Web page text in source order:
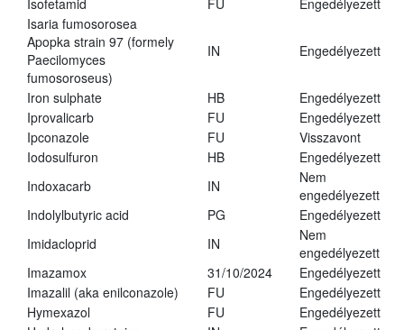
Isofetamid
FU
Engedélyezett
Isaria fumosorosea
Apopka strain 97 (formely
Paecilomyces
fumosoroseus)
IN Engedélyezett
Iron sulphate HB
Engedélyezett
Iprovalicarb
FU
Engedélyezett
Ipconazole
FU
Visszavont
Iodosulfuron
HB
Engedélyezett
Indoxacarb
IN
Nem
engedélyezett
Indolylbutyric acid
PG
Engedélyezett
Imidacloprid
IN
Nem
engedélyezett
Imazamox
31/10/2024
Engedélyezett
Imazalil (aka enilconazole)
FU
Engedélyezett
Hymexazol
FU
Engedélyezett